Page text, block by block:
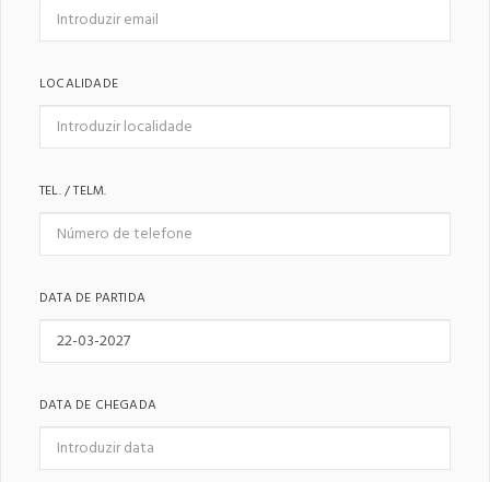
LOCALIDADE
TEL. / TELM.
DATA DE PARTIDA
DATA DE CHEGADA